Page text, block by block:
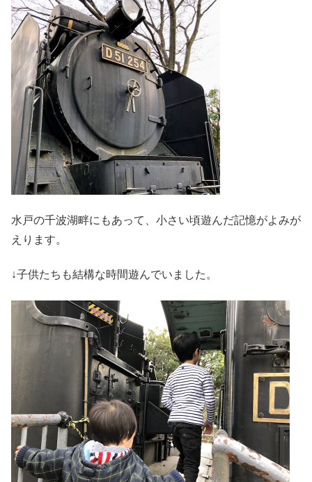
水戸の千波湖畔にもあって、小さい頃遊んだ記憶がよみが
えります。
↓子供たちも結構な時間遊んでいました。